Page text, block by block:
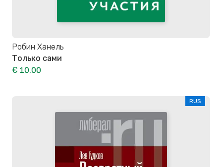
Робин Ханель
Только сами
€ 10,00
RUS